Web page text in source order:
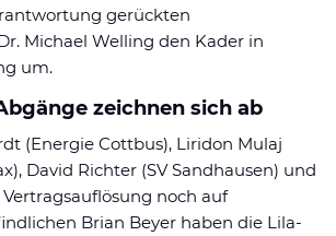
gerückten
Michael Welling den Kader in
um.
zeichnen sich ab
(Energie Cottbus), Liridon Mulaj
David Richter (SV Sandhausen) und
noch auf
Brian Beyer haben die Lila-